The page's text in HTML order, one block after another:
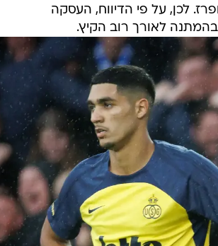
לכן, על פי הדיווח, העסקה
לאורך רוב הקיץ.